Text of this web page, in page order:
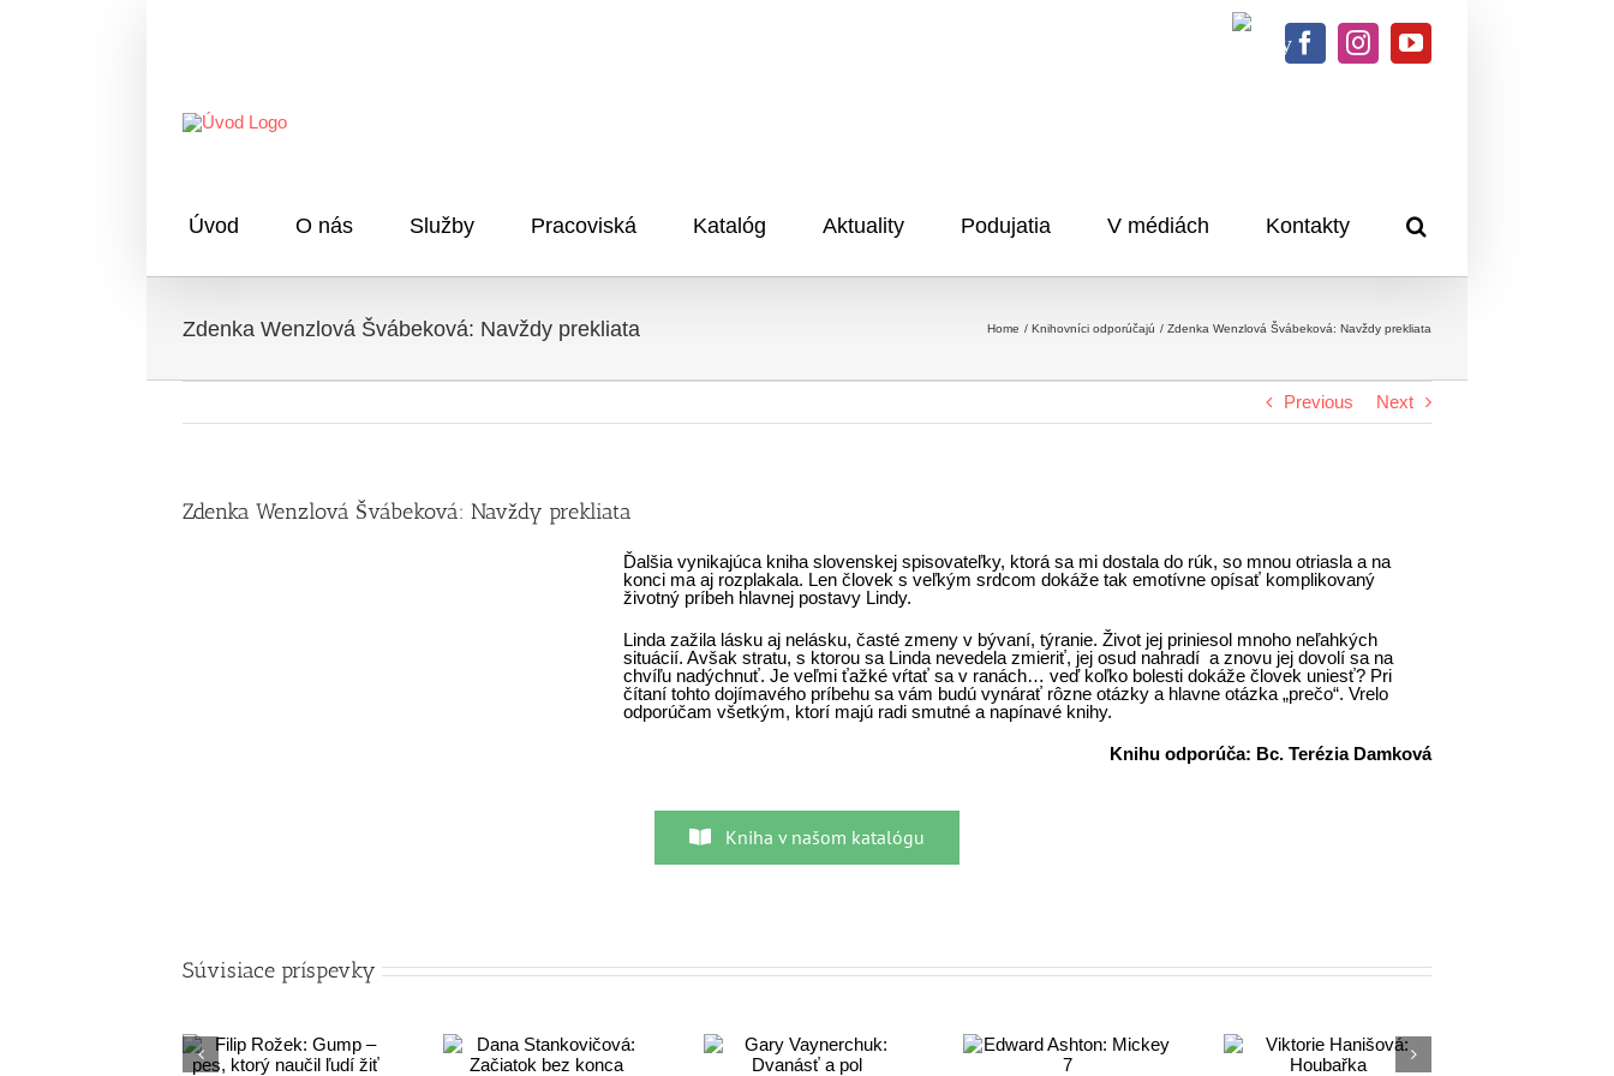
KnihyFacebookInstagramYouTube
Úvod O nás Služby Pracoviská Katalóg Aktuality Podujatia V médiách Kontakty
Zdenka Wenzlová Švábeková: Navždy prekliata Home Knihovníci odporúčajú Zdenka Wenzlová Švábeková: Navždy prekliata
Previous Next
Zdenka Wenzlová Švábeková: Navždy prekliata
Ďalšia vynikajúca kniha slovenskej spisovateľky, ktorá sa mi dostala do rúk, so mnou otriasla a na
konci ma aj rozplakala. Len človek s veľkým srdcom dokáže tak emotívne opísať komplikovaný
životný príbeh hlavnej postavy Lindy.
Linda zažila lásku aj nelásku, časté zmeny v bývaní, týranie. Život jej priniesol mnoho neľahkých
situácií. Avšak stratu, s ktorou sa Linda nevedela zmieriť, jej osud nahradí a znovu jej dovolí sa na
chvíľu nadýchnuť. Je veľmi ťažké vŕtať sa v ranách… veď koľko bolesti dokáže človek uniesť? Pri
čítaní tohto dojímavého príbehu sa vám budú vynárať rôzne otázky a hlavne otázka „prečo“. Vrelo
odporúčam všetkým, ktorí majú radi smutné a napínavé knihy.
Knihu odporúča: Bc. Terézia Damková
Kniha v našom katalógu
Súvisiace príspevky
Stankovičová:
Gary
Edward Ashton:
Viktorie